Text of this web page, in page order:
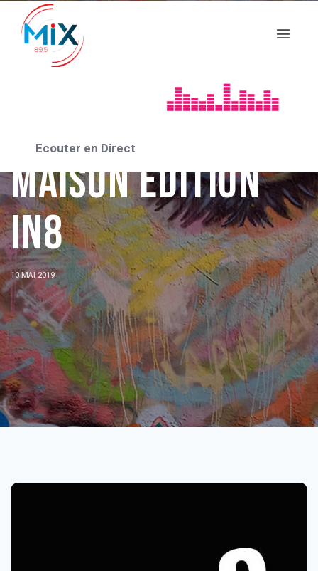
Ecouter en Direct
Maison édition
in8
10 MAI 2019